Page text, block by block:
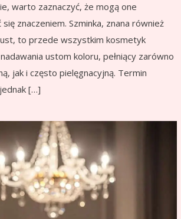
warto zaznaczyć, że mogą one
znaczeniem. Szminka, znana również
to przede wszystkim kosmetyk
ustom koloru, pełniący zarówno
jak i często pielęgnacyjną. Termin
[…]